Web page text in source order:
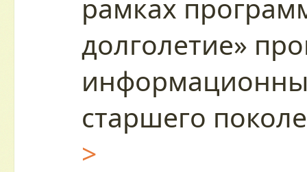
рамках
долголетие»
старшего
>